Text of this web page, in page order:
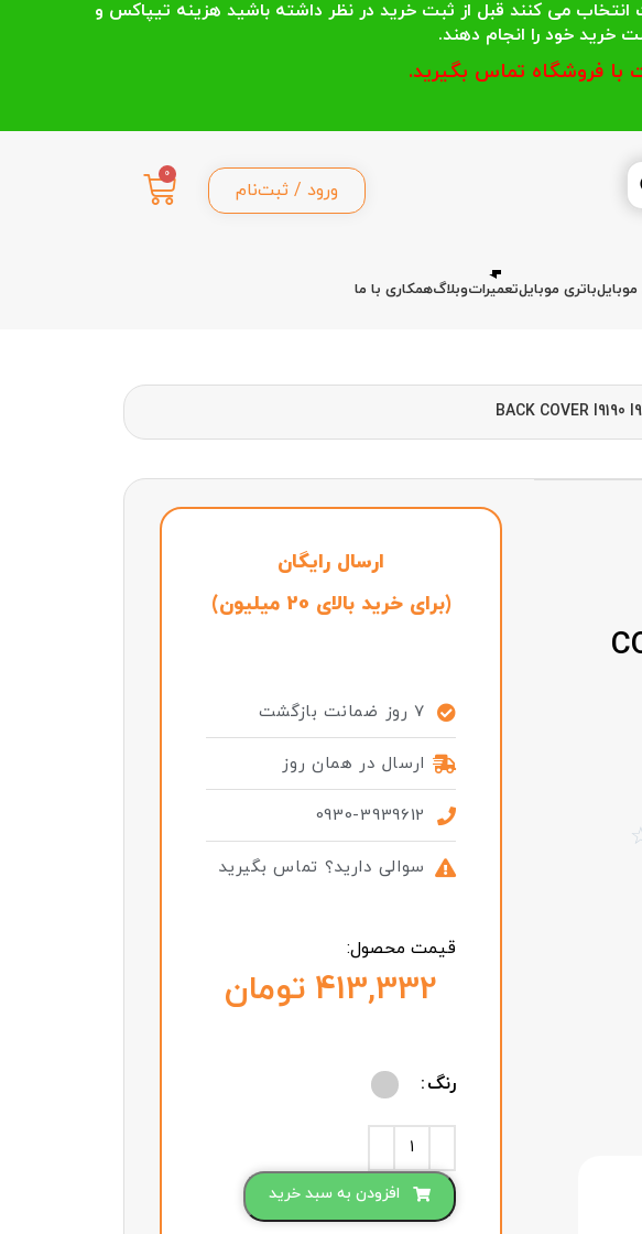
ورود / ثبت‌نام
0
موبایلباتری موبایلتعمیراتوبلاگهمکاری با ما
ارسال رایگان
(برای خرید بالای 20 میلیون)
7 روز ضمانت بازگشت
ارسال در همان روز
0930-3939612
سوالی دارید؟ تماس بگیرید
قیمت محصول:
تومان
رنگ
افزودن به سبد خرید
ارسال را تیپاکس یا پست انتخاب می کنند قبل از ثبت خرید در نظر داشته باشید هزینه تیپاکس و
فروشگاه تماس بگیرید.